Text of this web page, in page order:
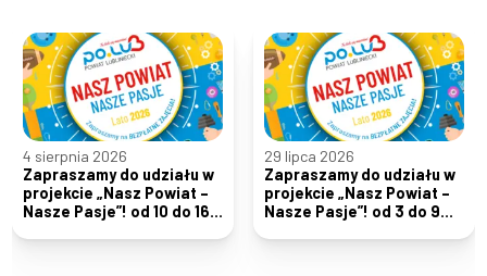
4 sierpnia 2026
Zapraszamy do udziału w
projekcie „Nasz Powiat –
Nasze Pasje”! od 10 do 16
29 lipca 2026
Zapraszamy do udziału w
projekcie „Nasz Powiat –
Nasze Pasje”! od 3 do 9